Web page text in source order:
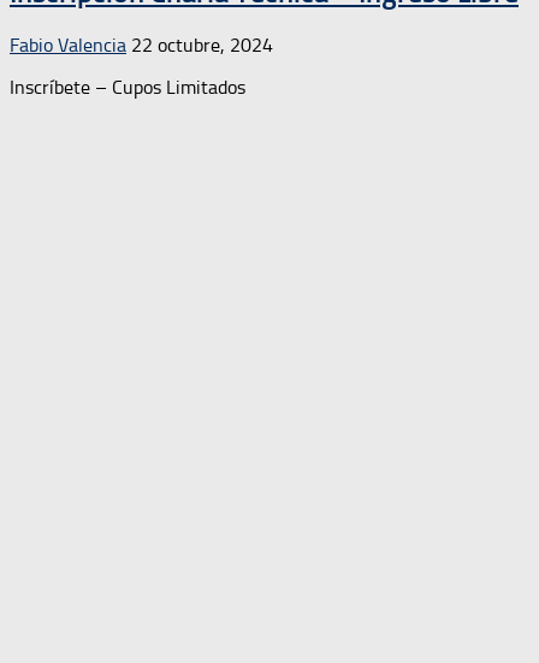
Fabio Valencia 22 octubre, 2024
Inscríbete – Cupos Limitados